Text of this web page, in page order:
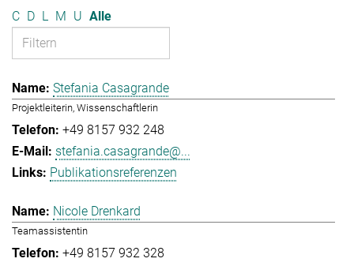
C D L M U Alle
Stefania Casagrande
Projektleiterin, Wissenschaftlerin
+49 8157 932 248
stefania.casagrande@...
Publikationsreferenzen
Nicole Drenkard
Teamassistentin
+49 8157 932 328